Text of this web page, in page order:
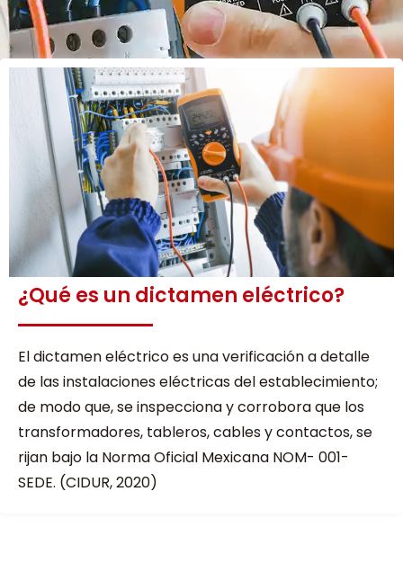
¿Qué es un dictamen eléctrico?
El dictamen eléctrico es una verificación a detalle
de las instalaciones eléctricas del establecimiento;
de modo que, se inspecciona y corrobora que los
transformadores, tableros, cables y contactos, se
rijan bajo la Norma Oficial Mexicana NOM- 001-
SEDE. (CIDUR, 2020)